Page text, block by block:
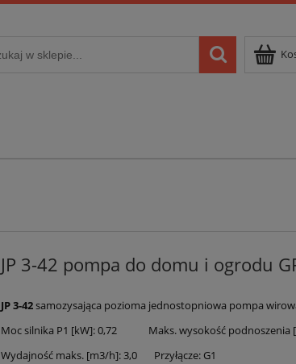
JP 3-42 pompa do domu i ogrodu
JP 3-42samozysająca pozioma jednostopniowa pompa
Moc silnika P1 [kW]: 0,72 Maks. wysokość podnoszenia
Wydajność maks. [m3/h]: 3,0 Przyłącze: G1